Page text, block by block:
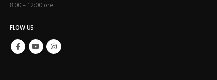
8:00 – 12:00 ore
FLOW US